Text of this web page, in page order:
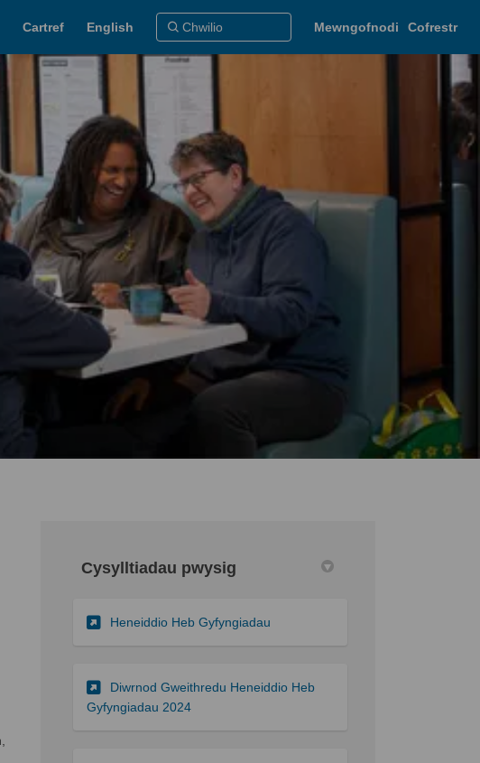
Cartref English Mewngofnodi Cofrestr
ar Facebook
Ar Twitter
Ar LinkedIn
dolen
Cysylltiadau pwysig
Heneiddio Heb Gyfyngiadau
Diwrnod Gweithredu Heneiddio Heb
Gyfyngiadau 2024(Dolen allanol)